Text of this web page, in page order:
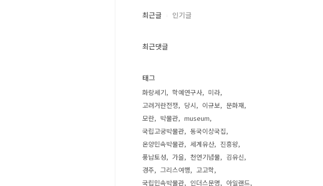
최근글 인기글
최근댓글
태그
화랑세기 학예연구사
미라
고려거란전쟁
당시 이규보
문화재
모란
박물관
museum
국립고궁박물관
동국이상국집
온양민속박물관
세계유산
진흥왕
풍납토성
가을 천연기념물
김유신
경주
그리스여행
고고학
국립민속박물관
인더스문명 아일랜드